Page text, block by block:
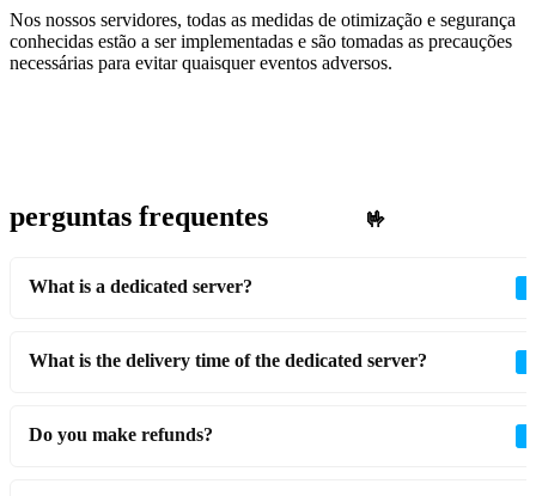
Nos nossos servidores, todas as medidas de otimização e segurança
conhecidas estão a ser implementadas e são tomadas as precauções
necessárias para evitar quaisquer eventos adversos.
perguntas frequentes 🤟
What is a dedicated server?
What is the delivery time of the dedicated server?
Do you make refunds?